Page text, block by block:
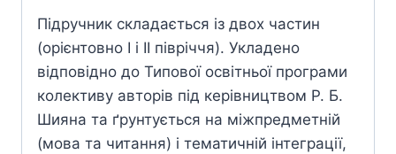
Підручник складається із двох частин
(орієнтовно І і ІІ півріччя). Укладено
відповідно до Типової освітньої програми
колективу авторів під керівництвом Р. Б.
Шияна та ґрунтується на міжпредметній
(мова та читання) і тематичній інтеграції,